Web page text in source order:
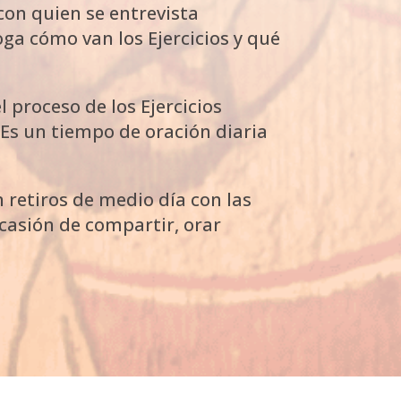
quien se entrevista
cómo van los Ejercicios y qué
de los Ejercicios
un tiempo de oración diaria
retiros de medio día con las
de compartir, orar